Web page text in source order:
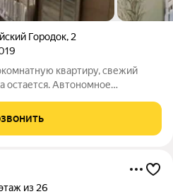
Городок, 2
квартиру, свежий
остается. Автономное
школа,детский
Магазины,пункты
из 26